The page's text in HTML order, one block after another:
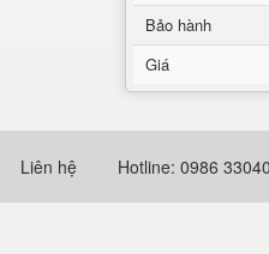
Bảo hành
Giá
Liên hệ Hotline: 0986